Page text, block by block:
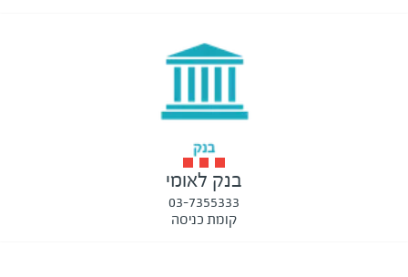
בנק לאומי
03-7355333
קומת כניסה